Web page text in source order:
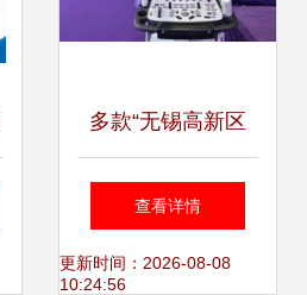
多款“无锡高新区
造”亮相 GE医疗创
新超声设备引领行
查看详情
更新时间：2026-08-08
10:24:56